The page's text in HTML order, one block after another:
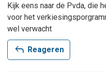
Kijk eens naar de Pvda, die
voor het
wel verwacht
reply Reageren